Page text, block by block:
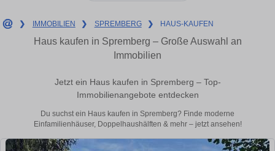
❯ IMMOBILIEN ❯ SPREMBERG ❯ HAUS-KAUFEN
Haus kaufen in Spremberg – Große Auswahl an
Immobilien
Jetzt ein Haus kaufen in Spremberg – Top-
Immobilienangebote entdecken
Du suchst ein Haus kaufen in Spremberg? Finde moderne
Einfamilienhäuser, Doppelhaushälften & mehr – jetzt ansehen!